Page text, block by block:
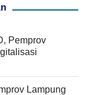
Pemprov
Lampung